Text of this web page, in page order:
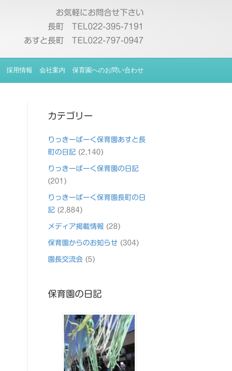
お気軽にお問合せ下さい
長町 TEL022-395-7191
あすと長町 TEL022-797-0947
採用情報 会社案内 保育園へのお問い合わせ
カテゴリー
りっきーぱーく保育園あすと長
町の日記(2,140)
りっきーぱーく保育園の日記
(201)
りっきーぱーく保育園長町の日
記(2,884)
メディア掲載情報 (28)
保育園からのお知らせ(304)
園長交流会(5)
保育園の日記